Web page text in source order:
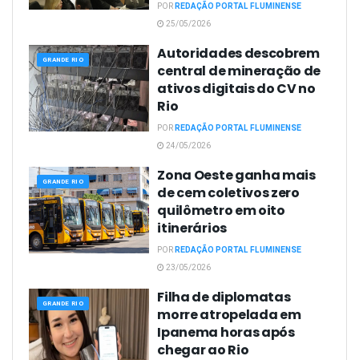
PORREDAÇÃO PORTAL FLUMINENSE
25/05/2026
GRANDE RIO
Autoridades descobrem
central de mineração de
ativos digitais do CV no
Rio
PORREDAÇÃO PORTAL FLUMINENSE
24/05/2026
GRANDE RIO
Zona Oeste ganha mais
de cem coletivos zero
quilômetro em oito
itinerários
PORREDAÇÃO PORTAL FLUMINENSE
23/05/2026
GRANDE RIO
Filha de diplomatas
morre atropelada em
Ipanema horas após
chegar ao Rio